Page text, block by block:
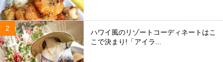
ハワイ風のリゾートコーディネートはこ
こで決まり!「アイラ...